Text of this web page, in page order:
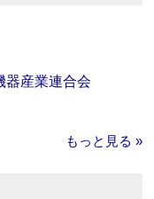
産業連合会
もっと見る »